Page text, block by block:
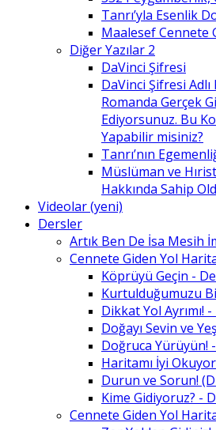
Tanrı’yla Esenlik
Maalesef Cennete
Diğer Yazılar 2
DaVinci Şifresi
DaVinci Şifresi
Romanda Gerçek
Ediyorsunuz. Bu
Yapabilir misiniz?
Tanrı’nın
Müslüman ve
Hakkında Sahip
Videolar (yeni)
Dersler
Artık Ben De İsa Mesih
Cennete Giden Yol
Köprüyü Geçin -
Kurtulduğumuzu
Dikkat Yol Ayrımı!
Doğayı Sevin ve
Doğruca Yürüyün!
Haritamı İyi
Durun ve Sorun!
Kime Gidiyoruz? -
Cennete Giden Yol